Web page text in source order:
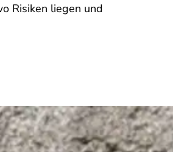
Risiken liegen und